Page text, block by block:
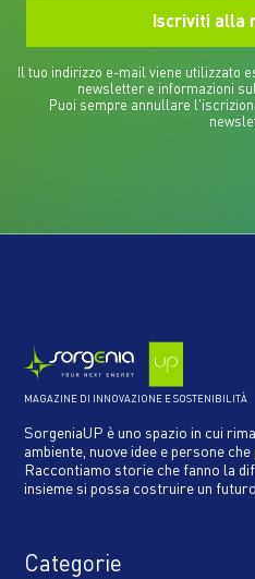
Il tuo indirizzo e-mail viene utilizzato
newsletter e informazioni
Puoi sempre annullare
MAGAZINE DI INNOVAZIONE E SOSTENIBILITÀ
SorgeniaUP è uno spazio in cui
ambiente, nuove idee e persone
Raccontiamo storie che fanno la
insieme si possa costruire un
Categorie